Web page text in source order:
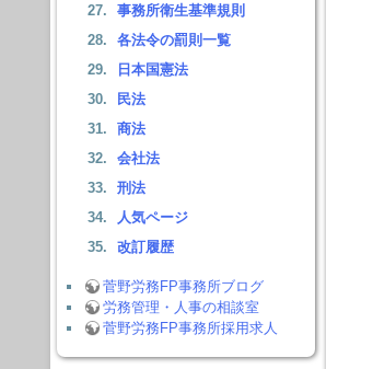
事務所衛生基準規則
各法令の罰則一覧
日本国憲法
民法
商法
会社法
刑法
人気ページ
改訂履歴
菅野労務FP事務所ブログ
労務管理・人事の相談室
菅野労務FP事務所採用求人